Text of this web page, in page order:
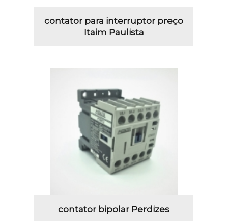
contator para interruptor preço
Itaim Paulista
contator bipolar Perdizes